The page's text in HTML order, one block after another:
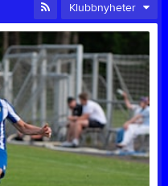
Klubbnyheter